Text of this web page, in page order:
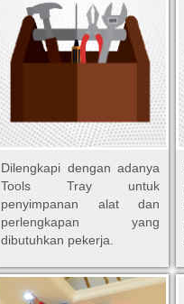
Dilengkapi dengan adanya
Tools Tray untuk
penyimpanan alat dan
perlengkapan yang
dibutuhkan pekerja.